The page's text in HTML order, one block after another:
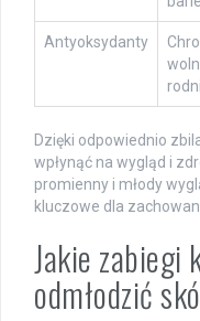
Antyoksydanty
Dzięki odpowiednio
wpłynąć na wygląd i
promienny i młody
kluczowe dla
Jakie zabiegi
odmłodzić